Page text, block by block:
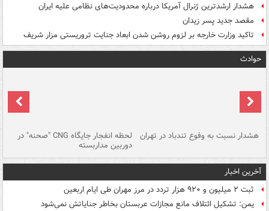
هشدار ارشدترین ژنرال آمریکا درباره محدودیت‌های نظامی علیه ایران
مقصد جدید پسر زیدان
تاکید وزارت خارجه بر لزوم روشن شدن ابعاد جنایت تروریستی مزار شریف
حوادث
هشدار نسبت به وفوع تندباد در تهران لحظه انفجار جایگاه CNG "صحنه" در
دوربین مداربسته
آخرین اخبار
ثبت ۲ میلیون و ۹۲۰ هزار تردد در مرز مهران طی ایام اربعین
یمن: تشکیل ائتلاف مانع مجازات عربستان بخاطر جنایاتش نمی‌شود